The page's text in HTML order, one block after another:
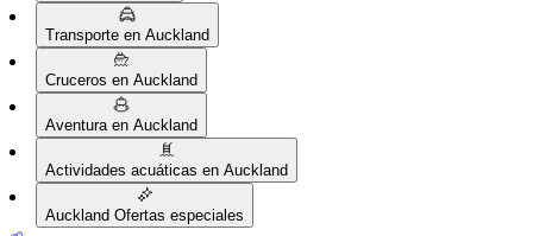
Transporte en Auckland
Cruceros en Auckland
Aventura en Auckland
Actividades acuáticas en Auckland
Auckland Ofertas especiales